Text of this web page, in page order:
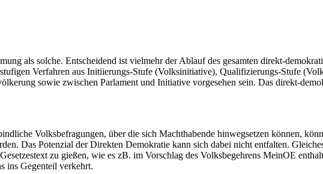
als solche. Entscheidend ist vielmehr der Ablauf des gesamten direkt-
Verfahren aus Initiierungs-Stufe (Volksinitiative), Qualifizierungs-Stufe
sowie zwischen Parlament und Initiative vorgesehen sein. Das direkt-
Volksbefragungen, über die sich Machthabende hinwegsetzen können,
Das Potenzial der Direkten Demokratie kann sich dabei nicht entfalten.
zu gießen, wie es zB. im Vorschlag des Volksbegehrens MeinOE
ins Gegenteil verkehrt.